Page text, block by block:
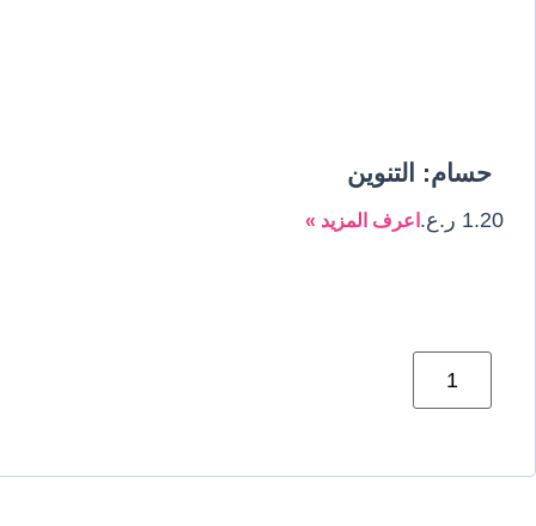
حسام: التنوين
1.20 ر.ع. اعرف المزيد »